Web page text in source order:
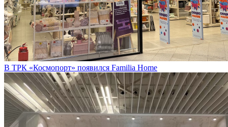
В ТРК «Космопорт» появился Familia Home